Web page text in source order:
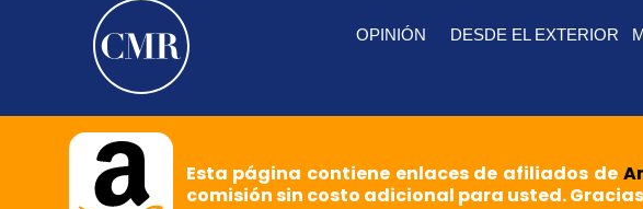
OPINIÓN DESDE EL EXTERIOR
Esta página contiene enlaces de afiliados de
comisión sin costo adicional para usted.